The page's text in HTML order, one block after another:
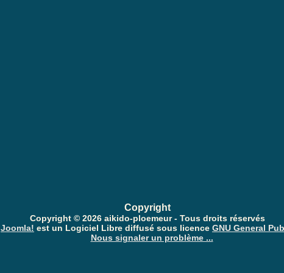
Copyright
Copyright © 2026 aikido-ploemeur - Tous droits réservés
Joomla! est un Logiciel Libre diffusé sous licence GNU General
Nous signaler un problème ...